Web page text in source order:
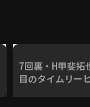
7回裏・H甲斐拓
目のタイムリー